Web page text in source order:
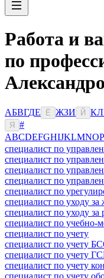
Работа и
по
АБВГДЕ Ё ЖЗИ Й КЛ
Я
#
ABCDEFGHIJKLMNOP
специалист по
специалист по
специалист по
специалист по
специалист по
специалист по уходу
специалист по уходу за
специалист по учебно-
специалист по учету
специалист по учету
специалист по учету
специалист по учету
специалист по учету